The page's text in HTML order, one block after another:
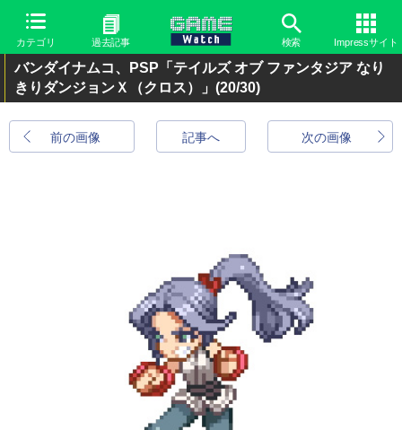
カテゴリ 過去記事 検索 Impressサイト
バンダイナムコ、PSP「テイルズ オブ ファンタジア なり
きりダンジョンＸ（クロス）」 (20/30)
前の画像 次の画像
記事へ